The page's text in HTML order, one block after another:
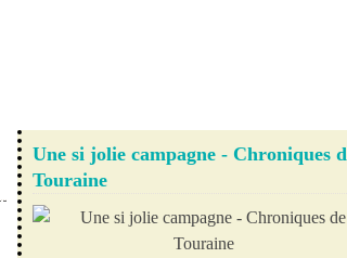
Une si jolie campagne - Chroniques
Touraine